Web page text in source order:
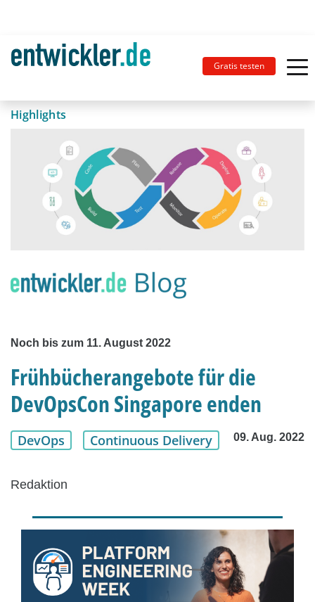
Gratis testen
Highlights
Noch bis zum 11. August 2022
Frühbücherangebote für die
DevOpsCon Singapore enden
DevOps Continuous Delivery 09. Aug. 2022
Redaktion